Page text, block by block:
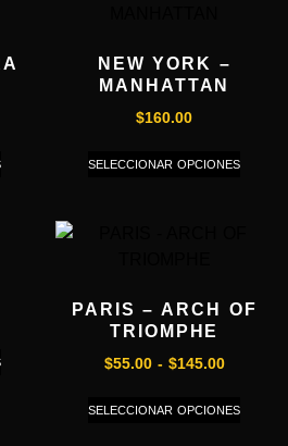
NEW YORK –
MANHATTAN
$160.00
SELECCIONAR OPCIONES
PARIS – ARCH OF
TRIOMPHE
$55.00 - $145.00
SELECCIONAR OPCIONES